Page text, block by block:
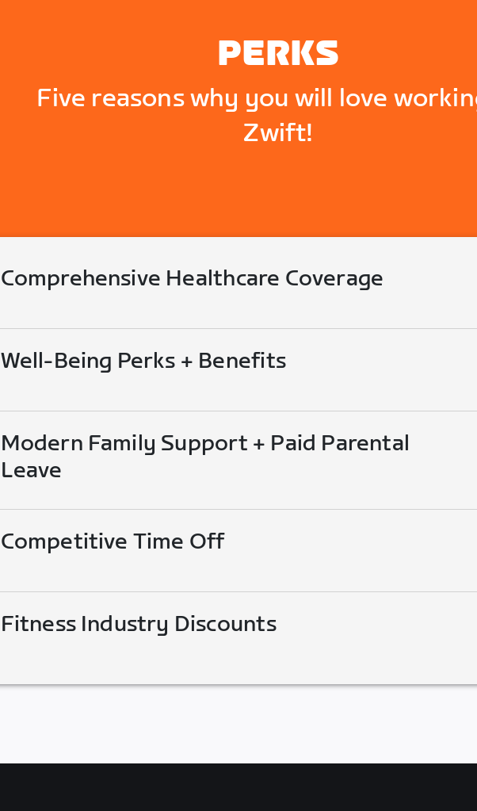
PERKS
Five reasons why you will love
Zwift!
Comprehensive Healthcare Coverage
Well-Being Perks + Benefits
Modern Family Support + Paid Parental
Leave
Competitive Time Off
Fitness Industry Discounts